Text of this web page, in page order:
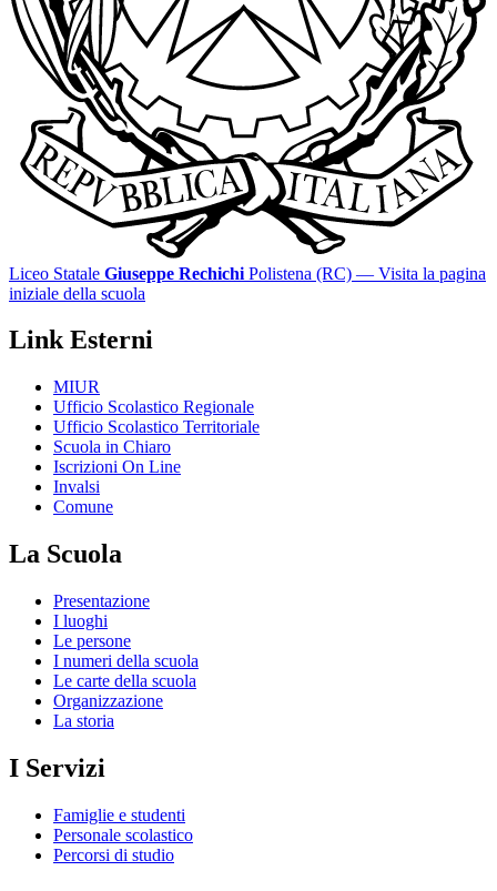
Liceo Statale Giuseppe Rechichi Polistena (RC) — Visita la pagina
iniziale della scuola
Link Esterni
MIUR
Ufficio Scolastico Regionale
Ufficio Scolastico Territoriale
Scuola in Chiaro
Iscrizioni On Line
Invalsi
Comune
La Scuola
Presentazione
I luoghi
Le persone
I numeri della scuola
Le carte della scuola
Organizzazione
La storia
I Servizi
Famiglie e studenti
Personale scolastico
Percorsi di studio